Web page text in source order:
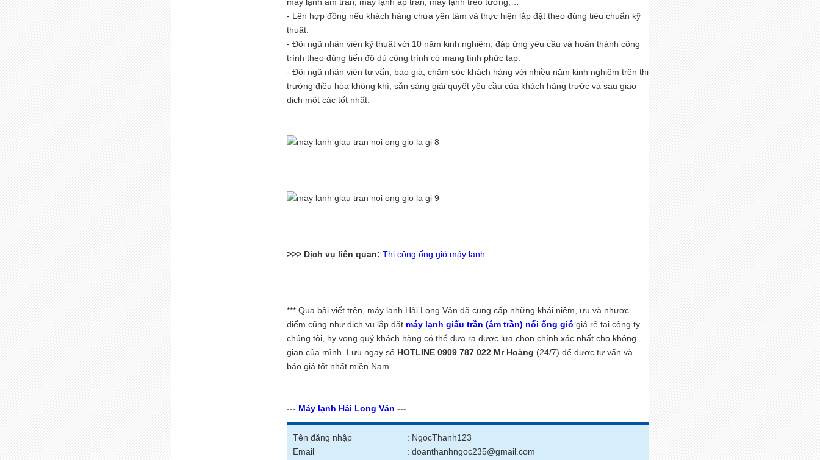
máy lạnh âm trần, máy lạnh áp trần, máy lạnh treo tường,…
- Lên hợp đồng nếu khách hàng chưa yên tâm và thực hiện lắp đặt theo đúng tiêu chuẩn kỹ
thuật.
- Đội ngũ nhân viên kỹ thuật với 10 năm kinh nghiệm, đáp ứng yêu cầu và hoàn thành công
trình theo đúng tiến độ dù công trình có mang tính phức tạp.
- Đội ngũ nhân viên tư vấn, báo giá, chăm sóc khách hàng với nhiều năm kinh nghiệm trên thị
trường điều hòa không khí, sẵn sàng giải quyết yêu cầu của khách hàng trước và sau giao
dịch một các tốt nhất.
>>> Dịch vụ liên quan: Thi công ống gió máy lạnh
*** Qua bài viết trên, máy lạnh Hải Long Vân đã cung cấp những khái niệm, ưu và nhược
điểm cũng như dịch vụ lắp đặt máy lạnh giấu trần (âm trần) nối ống gió giá rẻ tại công ty
chúng tôi, hy vọng quý khách hàng có thể đưa ra được lựa chọn chính xác nhất cho không
gian của mình. Lưu ngay số HOTLINE 0909 787 022 Mr Hoàng (24/7) để được tư vấn và
báo giá tốt nhất miền Nam.
--- Máy lạnh Hải Long Vân ---
Tên đăng nhập
: NgocThanh123
Email
: doanthanhngoc235@gmail.com